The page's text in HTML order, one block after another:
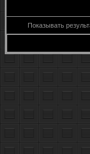
Показывать